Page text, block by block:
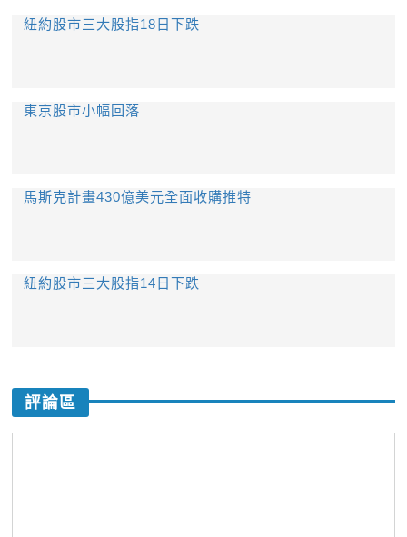
紐約股市三大股指18日下跌
東京股市小幅回落
馬斯克計畫430億美元全面收購推特
紐約股市三大股指14日下跌
評論區